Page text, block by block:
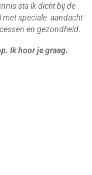
sta ik dicht bij de
met speciale aandacht
en gezondheid.
Ik hoor je graag.